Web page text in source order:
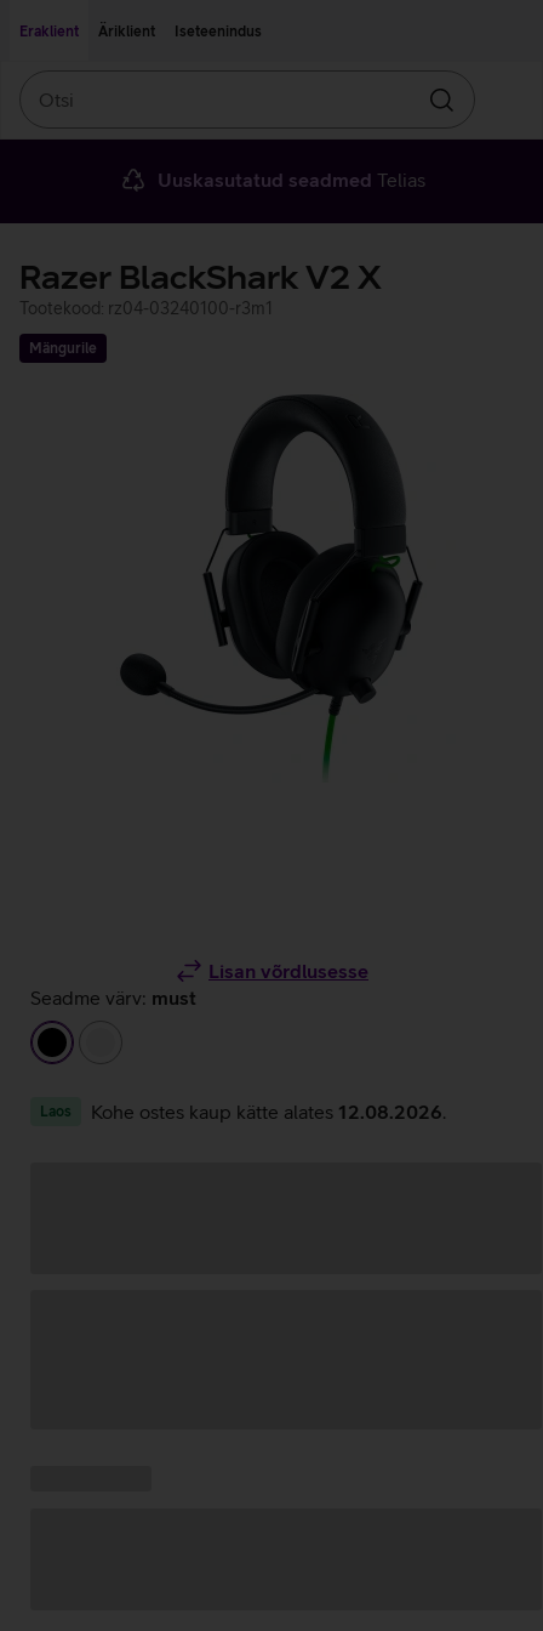
Eraklient
Äriklient Iseteenindus
Otsin
Uuskasutatud seadmed Telias
Razer BlackShark V2 X
Tootekood: rz04-03240100-r3m1
Mängurile
Lisan võrdlusesse
Seadme värv: must
must
Laos Kohe ostes kaup kätte alates 12.08.2026